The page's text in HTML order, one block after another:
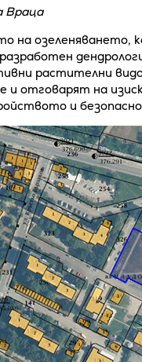
Враца
на озеленяването,
растителни
и отговарят на
и